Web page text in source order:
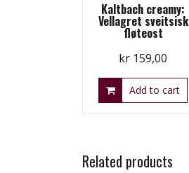
Kaltbach creamy:
Vellagret sveitsisk
fløteost
kr 159,00
Add to cart
Related products